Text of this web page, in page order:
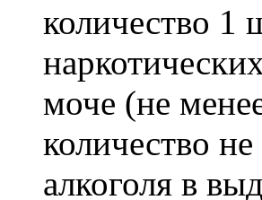
количество 1
моче (не
количество
алкоголя в